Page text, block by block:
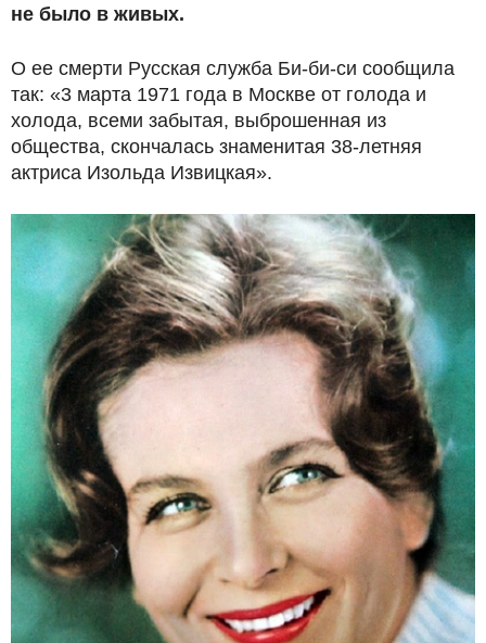
не было в живых.
О ее смерти Русская служба Би-би-си сообщила
так: «3 марта 1971 года в Москве от голода и
холода, всеми забытая, выброшенная из
общества, скончалась знаменитая 38-летняя
актриса Изольда Извицкая».